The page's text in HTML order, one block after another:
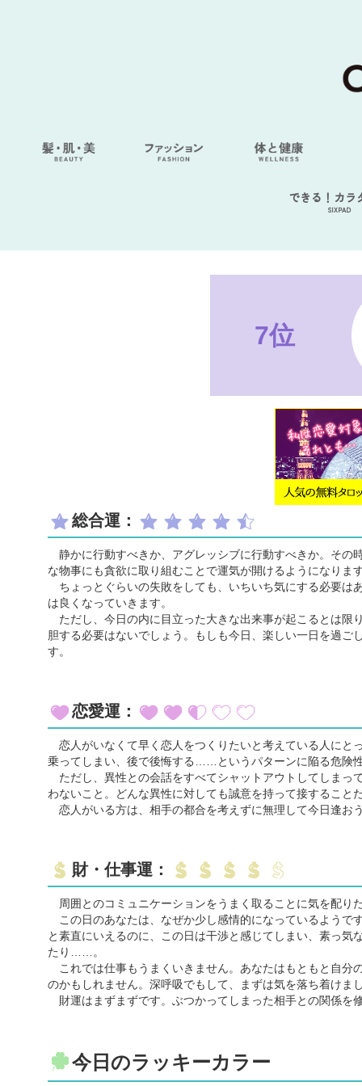
できる！カラ
SIXPAD
7位
総合運：
静かに行動すべきか、アグレッシブに行動すべきか。その
な物事にも貪欲に取り組むことで運気が開けるようになります
ちょっとぐらいの失敗をしても、いちいち気にする必要は
は良くなっていきます。
ただし、今日の内に目立った大きな出来事が起こるとは限
胆する必要はないでしょう。もしも今日、楽しい一日を過
す。
恋愛運：
恋人がいなくて早く恋人をつくりたいと考えている人にと
乗ってしまい、後で後悔する……というパターンに陥る危険
ただし、異性との会話をすべてシャットアウトしてしまっ
わないこと。どんな異性に対しても誠意を持って接すること
恋人がいる方は、相手の都合を考えずに無理して今日逢お
財・仕事運：
周囲とのコミュニケーションをうまく取ることに気を配りた
この日のあなたは、なぜか少し感情的になっているようで
と素直にいえるのに、この日は干渉と感じてしまい、素っ
たり……。
これでは仕事もうまくいきません。あなたはもともと自分
のかもしれません。深呼吸でもして、まずは気を落ち着けまし
財運はまずまずです。ぶつかってしまった相手との関係を
今日のラッキーカラー